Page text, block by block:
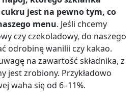
cukru jest na pewno tym, co
menu. Jeśli chcemy
czy czekoladowy, do naszego
odrobinę wanilii czy kakao.
na zawartość składnika, z
jest zrobiony. Przykładowo
waha się od 6–11%.